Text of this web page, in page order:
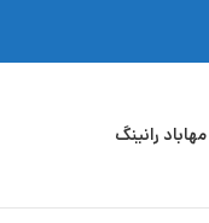
رانینگ